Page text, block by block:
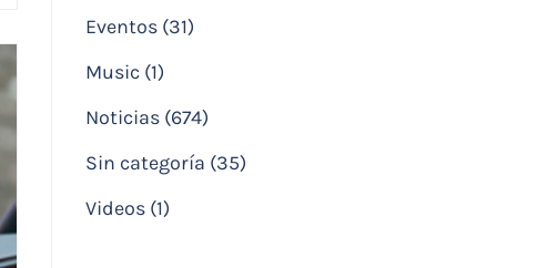
Eventos (31)
Music (1)
Noticias (674)
Sin categoría (35)
Videos (1)